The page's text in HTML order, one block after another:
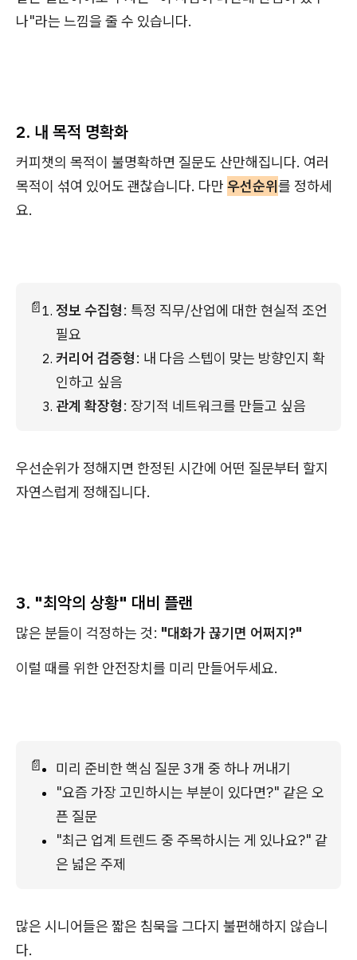
나"라는 느낌을 줄 수 있습니다.
2. 내 목적 명확화
커피챗의 목적이 불명확하면 질문도 산만해집니다. 여러
목적이 섞여 있어도 괜찮습니다. 다만 우선순위를 정하세
요.
📄 정보 수집형: 특정 직무/산업에 대한 현실적 조언
필요
커리어 검증형: 내 다음 스텝이 맞는 방향인지 확
인하고 싶음
관계 확장형: 장기적 네트워크를 만들고 싶음
우선순위가 정해지면 한정된 시간에 어떤 질문부터 할지
자연스럽게 정해집니다.
3. "최악의 상황" 대비 플랜
많은 분들이 걱정하는 것: "대화가 끊기면 어쩌지?"
이럴 때를 위한 안전장치를 미리 만들어두세요.
📄
미리 준비한 핵심 질문 3개 중 하나 꺼내기
"요즘 가장 고민하시는 부분이 있다면?" 같은 오
픈 질문
"최근 업계 트렌드 중 주목하시는 게 있나요?" 같
은 넓은 주제
많은 시니어들은 짧은 침묵을 그다지 불편해하지 않습니
다.